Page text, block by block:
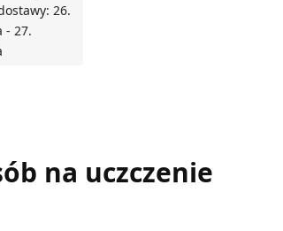
26.
- 27.
na uczczenie